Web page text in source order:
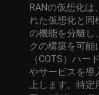
RANの仮想化
れた仮想化と同
の機能を分離し
クの構築を可能
（COTS）ハ
やサービスを導
上します。特